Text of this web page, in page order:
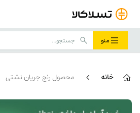
منو
خانه محصول رنج جریان نشتی